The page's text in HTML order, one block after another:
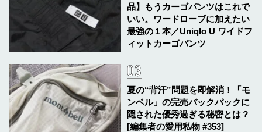
品】もうカーゴパンツはこれで
いい。ワードローブに加えたい
最強の１本／Uniqlo U ワイドフ
ィットカーゴパンツ
夏の“背汗”問題を即解消！「モ
ンベル」の完売バックパックに
隠された優秀過ぎる秘密とは？
[編集者の愛用私物 #353]